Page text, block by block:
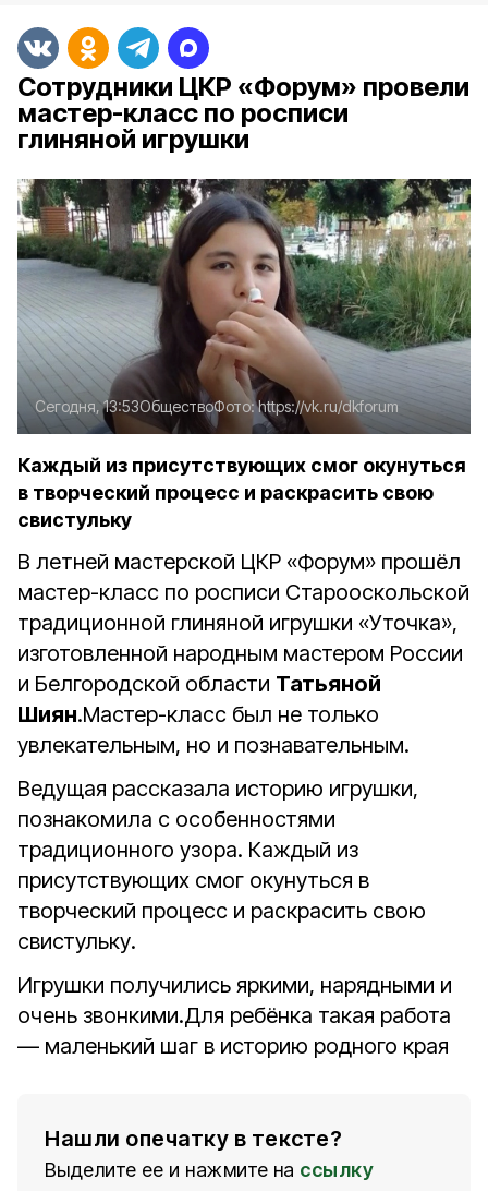
Сотрудники ЦКР «Форум» провели
мастер-класс по росписи
глиняной игрушки
Сегодня, 13:53ОбществоФото:https://vk.ru/dkforum
Каждый из присутствующих смог окунуться
в творческий процесс и раскрасить свою
свистульку
В летней мастерской ЦКР «Форум» прошёл
мастер-класс по росписи Старооскольской
традиционной глиняной игрушки «Уточка»,
изготовленной народным мастером России
и Белгородской области Татьяной
Шиян.Мастер-класс был не только
увлекательным, но и познавательным.
Ведущая рассказала историю игрушки,
познакомила с особенностями
традиционного узора. Каждый из
присутствующих смог окунуться в
творческий процесс и раскрасить свою
свистульку.
Игрушки получились яркими, нарядными и
очень звонкими.Для ребёнка такая работа
— маленький шаг в историю родного края
Нашли опечатку в тексте?
Выделите ее и нажмите на ссылку